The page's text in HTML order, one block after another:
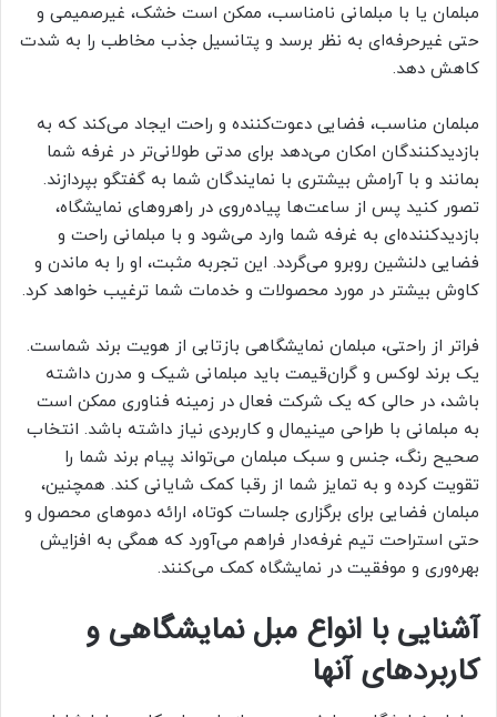
مبلمان یا با مبلمانی نامناسب، ممکن است خشک، غیرصمیمی و
حتی غیرحرفه‌ای به نظر برسد و پتانسیل جذب مخاطب را به شدت
کاهش دهد.
مبلمان مناسب، فضایی دعوت‌کننده و راحت ایجاد می‌کند که به
بازدیدکنندگان امکان می‌دهد برای مدتی طولانی‌تر در غرفه شما
بمانند و با آرامش بیشتری با نمایندگان شما به گفتگو بپردازند.
تصور کنید پس از ساعت‌ها پیاده‌روی در راهروهای نمایشگاه،
بازدیدکننده‌ای به غرفه شما وارد می‌شود و با مبلمانی راحت و
فضایی دلنشین روبرو می‌گردد. این تجربه مثبت، او را به ماندن و
کاوش بیشتر در مورد محصولات و خدمات شما ترغیب خواهد کرد.
فراتر از راحتی، مبلمان نمایشگاهی بازتابی از هویت برند شماست.
یک برند لوکس و گران‌قیمت باید مبلمانی شیک و مدرن داشته
باشد، در حالی که یک شرکت فعال در زمینه فناوری ممکن است
به مبلمانی با طراحی مینیمال و کاربردی نیاز داشته باشد. انتخاب
صحیح رنگ، جنس و سبک مبلمان می‌تواند پیام برند شما را
تقویت کرده و به تمایز شما از رقبا کمک شایانی کند. همچنین،
مبلمان فضایی برای برگزاری جلسات کوتاه، ارائه دموهای محصول و
حتی استراحت تیم غرفه‌دار فراهم می‌آورد که همگی به افزایش
بهره‌وری و موفقیت در نمایشگاه کمک می‌کنند.
آشنایی با انواع مبل نمایشگاهی و
کاربردهای آنها